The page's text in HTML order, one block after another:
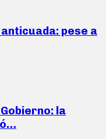
pese a
la